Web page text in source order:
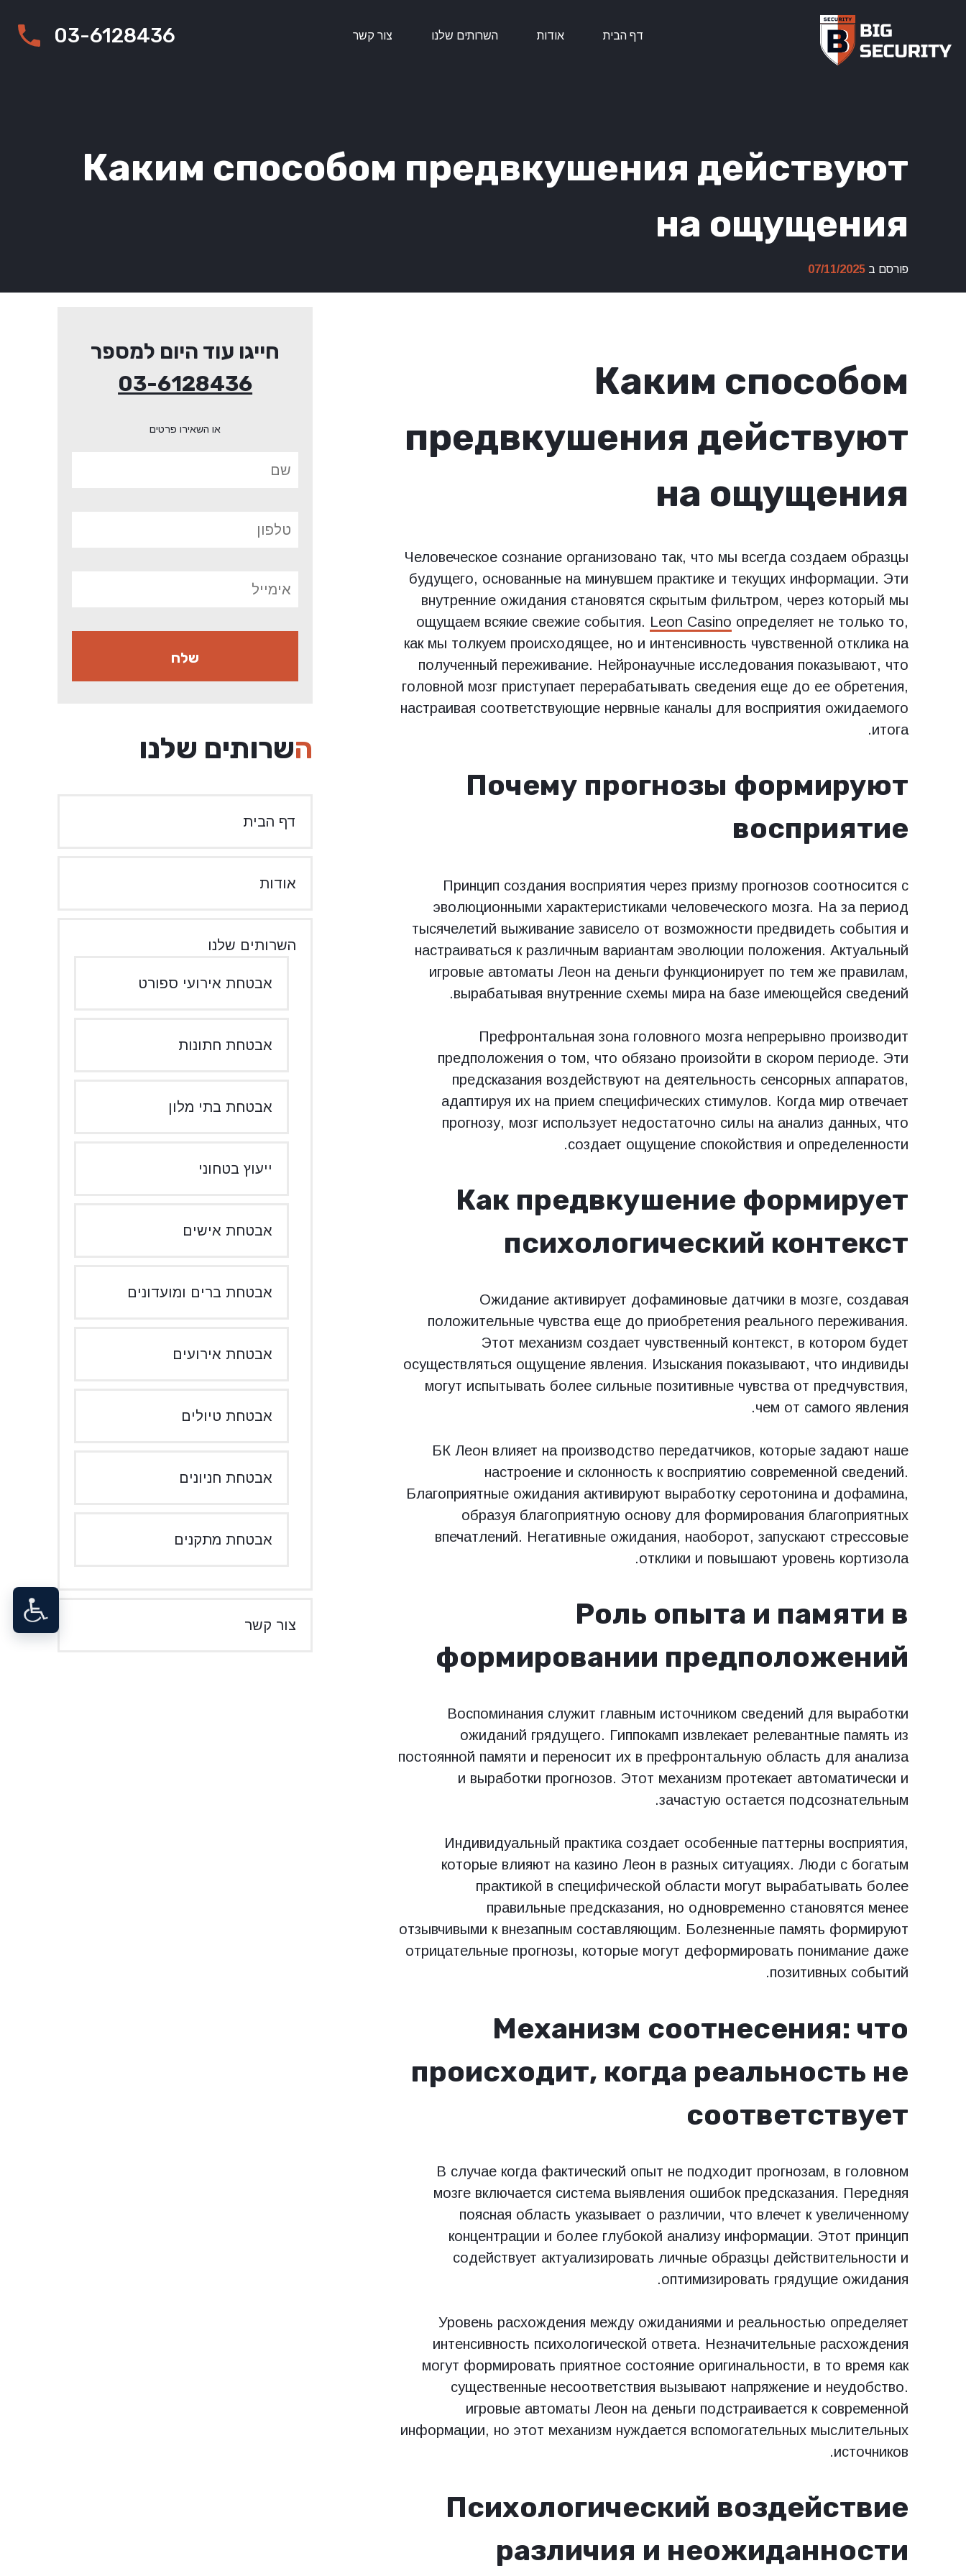
content
דף הבית אודות השרותים שלנו צור קשר 03-6128436
Каким способом предвкушения действуют
на ощущения
פורסם ב 07/11/2025
Каким способом
предвкушения действуют
на ощущения
Человеческое сознание организовано так, что мы всегда создаем образцы
будущего, основанные на минувшем практике и текущих информации. Эти
внутренние ожидания становятся скрытым фильтром, через который мы
ощущаем всякие свежие события. Leon Casino определяет не только то,
как мы толкуем происходящее, но и интенсивность чувственной отклика на
полученный переживание. Нейронаучные исследования показывают, что
головной мозг приступает перерабатывать сведения еще до ее обретения,
настраивая соответствующие нервные каналы для восприятия ожидаемого
итога.
Почему прогнозы формируют
восприятие
Принцип создания восприятия через призму прогнозов соотносится с
эволюционными характеристиками человеческого мозга. На за период
тысячелетий выживание зависело от возможности предвидеть события и
настраиваться к различным вариантам эволюции положения. Актуальный
игровые автоматы Леон на деньги функционирует по тем же правилам,
вырабатывая внутренние схемы мира на базе имеющейся сведений.
Префронтальная зона головного мозга непрерывно производит
предположения о том, что обязано произойти в скором периоде. Эти
предсказания воздействуют на деятельность сенсорных аппаратов,
адаптируя их на прием специфических стимулов. Когда мир отвечает
прогнозу, мозг использует недостаточно силы на анализ данных, что
создает ощущение спокойствия и определенности.
Как предвкушение формирует
психологический контекст
Ожидание активирует дофаминовые датчики в мозге, создавая
положительные чувства еще до приобретения реального переживания.
Этот механизм создает чувственный контекст, в котором будет
осуществляться ощущение явления. Изыскания показывают, что индивиды
могут испытывать более сильные позитивные чувства от предчувствия,
чем от самого явления.
БК Леон влияет на производство передатчиков, которые задают наше
настроение и склонность к восприятию современной сведений.
Благоприятные ожидания активируют выработку серотонина и дофамина,
образуя благоприятную основу для формирования благоприятных
впечатлений. Негативные ожидания, наоборот, запускают стрессовые
отклики и повышают уровень кортизола.
Роль опыта и памяти в
формировании предположений
Воспоминания служит главным источником сведений для выработки
ожиданий грядущего. Гиппокамп извлекает релевантные память из
постоянной памяти и переносит их в префронтальную область для анализа
и выработки прогнозов. Этот механизм протекает автоматически и
зачастую остается подсознательным.
Индивидуальный практика создает особенные паттерны восприятия,
которые влияют на казино Леон в разных ситуациях. Люди с богатым
практикой в специфической области могут вырабатывать более
правильные предсказания, но одновременно становятся менее
отзывчивыми к внезапным составляющим. Болезненные память формируют
отрицательные прогнозы, которые могут деформировать понимание даже
позитивных событий.
Механизм соотнесения: что
происходит, когда реальность не
соответствует
В случае когда фактический опыт не подходит прогнозам, в головном
мозге включается система выявления ошибок предсказания. Передняя
поясная область указывает о различии, что влечет к увеличенному
концентрации и более глубокой анализу информации. Этот принцип
содействует актуализировать личные образцы действительности и
оптимизировать грядущие ожидания.
Уровень расхождения между ожиданиями и реальностью определяет
интенсивность психологической ответа. Незначительные расхождения
могут формировать приятное состояние оригинальности, в то время как
существенные несоответствия вызывают напряжение и неудобство.
игровые автоматы Леон на деньги подстраивается к современной
информации, но этот механизм нуждается вспомогательных мыслительных
источников.
Психологический воздействие
различия и неожиданности
חייגו עוד היום למספר
03-6128436
או השאירו פרטים
השרותים שלנו
דף הבית
אודות
השרותים שלנו
אבטחת אירועי ספורט
אבטחת חתונות
אבטחת בתי מלון
ייעוץ בטחוני
אבטחת אישים
אבטחת ברים ומועדונים
אבטחת אירועים
אבטחת טיולים
אבטחת חניונים
אבטחת מתקנים
צור קשר